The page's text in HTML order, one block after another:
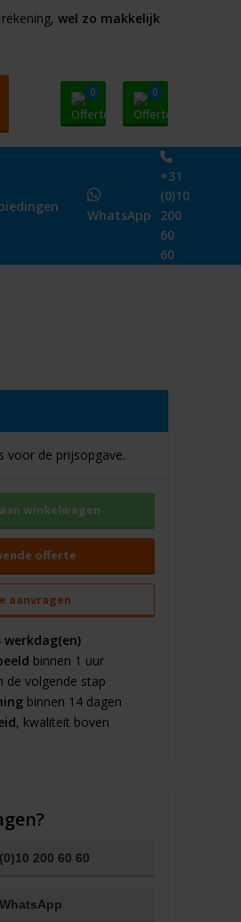
wel zo makkelijk
0 0
WhatsApp
+31
(0)10
200
60
60
voor de prijsopgave.
winkelwagen
offerte
aanvragen
werkdag(en)
binnen 1 uur
de volgende stap
binnen 14 dagen
, kwaliteit boven
200 60 60
WhatsApp